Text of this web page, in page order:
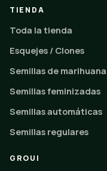
TIENDA
Toda la tienda
Esquejes / Clones
Semillas de marihuana
Semillas feminizadas
Semillas automáticas
Semillas regulares
GROUI